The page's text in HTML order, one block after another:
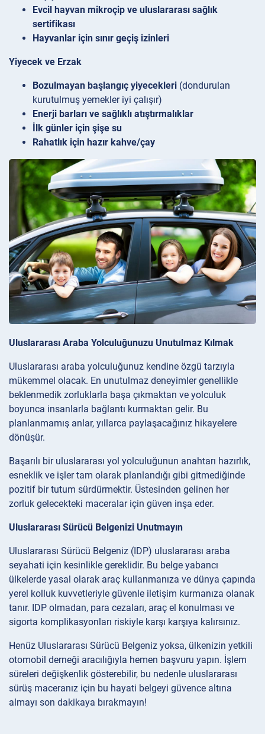
Evcil hayvan mikroçip ve uluslararası sağlık
sertifikası
Hayvanlar için sınır geçiş izinleri
Yiyecek ve Erzak
Bozulmayan başlangıç yiyecekleri (dondurulan
kurutulmuş yemekler iyi çalışır)
Enerji barları ve sağlıklı atıştırmalıklar
İlk günler için şişe su
Rahatlık için hazır kahve/çay
Uluslararası Araba Yolculuğunuzu Unutulmaz Kılmak
Uluslararası araba yolculuğunuz kendine özgü tarzıyla
mükemmel olacak. En unutulmaz deneyimler genellikle
beklenmedik zorluklarla başa çıkmaktan ve yolculuk
boyunca insanlarla bağlantı kurmaktan gelir. Bu
planlanmamış anlar, yıllarca paylaşacağınız hikayelere
dönüşür.
Başarılı bir uluslararası yol yolculuğunun anahtarı hazırlık,
esneklik ve işler tam olarak planlandığı gibi gitmediğinde
pozitif bir tutum sürdürmektir. Üstesinden gelinen her
zorluk gelecekteki maceralar için güven inşa eder.
Uluslararası Sürücü Belgenizi Unutmayın
Uluslararası Sürücü Belgeniz (IDP) uluslararası araba
seyahati için kesinlikle gereklidir. Bu belge yabancı
ülkelerde yasal olarak araç kullanmanıza ve dünya çapında
yerel kolluk kuvvetleriyle güvenle iletişim kurmanıza olanak
tanır. IDP olmadan, para cezaları, araç el konulması ve
sigorta komplikasyonları riskiyle karşı karşıya kalırsınız.
Henüz Uluslararası Sürücü Belgeniz yoksa, ülkenizin yetkili
otomobil derneği aracılığıyla hemen başvuru yapın. İşlem
süreleri değişkenlik gösterebilir, bu nedenle uluslararası
sürüş maceranız için bu hayati belgeyi güvence altına
almayı son dakikaya bırakmayın!